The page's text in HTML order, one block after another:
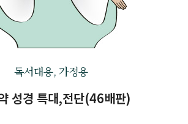
독서대용, 가정용
성경 특대,전단(46배판)